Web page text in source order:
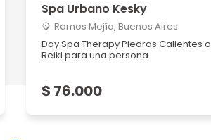
Spa Urbano Kesky
Ramos Mejía, Buenos Aires
Day Spa Therapy Piedras Calientes o
Reiki para una persona
$ 76.000